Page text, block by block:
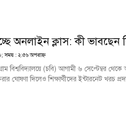
অনলাইন ক্লাস: কী ভাবছেন
সময় : ২:৫৬ অপরাহ্ণ
বিশ্ববিদ্যালয়ে (চবি) আগামী ৬ সেপ্টেম্বর
ঘোষণা দিলেও শিক্ষার্থীদের ইন্টারনেট খরচ